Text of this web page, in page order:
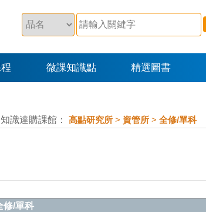
微課知識點 精選圖書
知識達購課館： 高點研究所 > 資管所 > 全修/單科
修/單科